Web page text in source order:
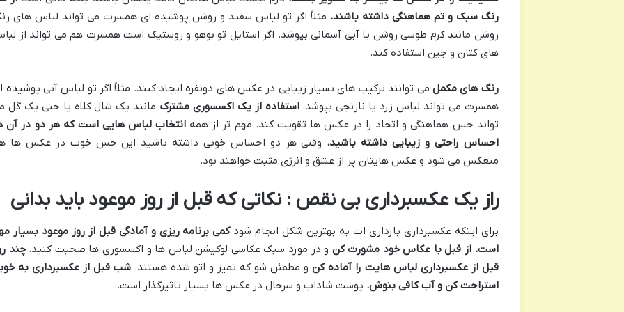
رنگ سبک و تم هماهنگی داشته باشند. مثلاً اگر تو لباس سفید و روشن پوشیده ای همسرت می تواند لباس های
روشن مانند کرم طوسی روشن یا آبی آسمانی بپوشد. اگر استایل تو بوهو و روستیک است همسرت هم می تواند از
های کتان و جین استفاده کند.
رنگ های مکمل می توانند ترکیب های بسیار زیبایی در عکس های دونفره ایجاد کنند. مثلاً اگر تو لباس آبی پوشیده
همسرت می تواند لباس زرد یا نارنجی بپوشد.استفاده از یک اکسسوری مشترک مانند یک شال کلاه یا حتی یک گل
تواند حس هماهنگی و اتحاد را در عکس ها تقویت کند. مهم تر از همه انتخاب لباس هایی است که هر دو در آن
احساس راحتی و زیبایی داشته باشید. وقتی هر دو احساس خوبی داشته باشید این حس خوب در عکس ها
منعکس می شود و عکس هایتان پر از عشق و انرژی مثبت خواهند بود.
راز یک عکسبرداری بی نقص : نکاتی که قبل از روز موعود باید بدانی
برای اینکه عکسبرداری بارداری ات به بهترین شکل انجام شودکمی برنامه ریزی و آمادگی قبل از روز موعود بسیار
است. از قبل با عکاس خود مشورت کن و در مورد سبک عکاسی لوکیشن لباس ها و اکسسوری ها صحبت کنید.چند
قبل از عکسبرداری لباس هایت را آماده کن و مطمئن شو که تمیز و اتو شده هستند. شب قبل از عکسبرداری به
استراحت کن و آب کافی بنوش. پوست شاداب و سرحال در عکس ها بسیار تاثیرگذار است.